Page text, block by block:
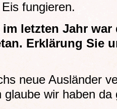
fungieren.
letzten Jahr war
Erklärung Sie
neue Ausländer
glaube wir haben